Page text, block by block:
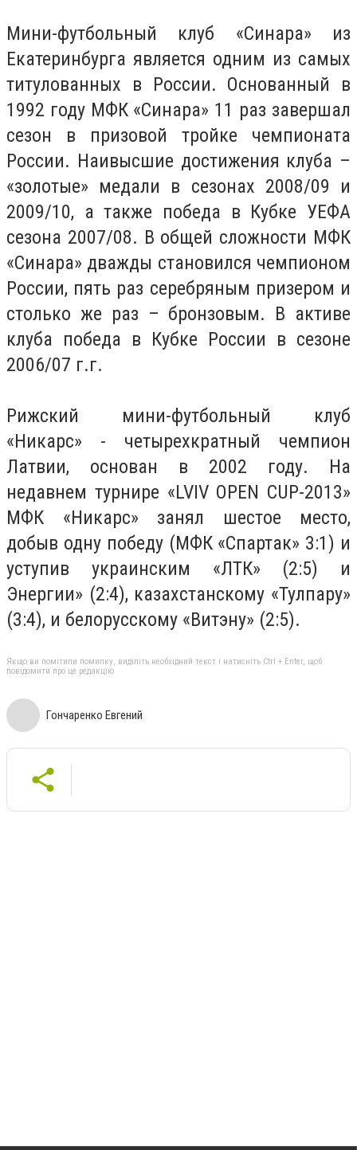
Мини-футбольный клуб «Синара» из
Екатеринбурга является одним из самых
титулованных в России. Основанный в
1992 году МФК «Синара» 11 раз завершал
сезон в призовой тройке чемпионата
России. Наивысшие достижения клуба –
«золотые» медали в сезонах 2008/09 и
2009/10, а также победа в Кубке УЕФА
сезона 2007/08. В общей сложности МФК
«Синара» дважды становился чемпионом
России, пять раз серебряным призером и
столько же раз – бронзовым. В активе
клуба победа в Кубке России в сезоне
2006/07 г.г.
Рижский мини-футбольный клуб
«Никарс» - четырехкратный чемпион
Латвии, основан в 2002 году. На
недавнем турнире «LVIV OPEN CUP-2013»
МФК «Никарс» занял шестое место,
добыв одну победу (МФК «Спартак» 3:1) и
уступив украинским «ЛТК» (2:5) и
Энергии» (2:4), казахстанскому «Тулпару»
(3:4), и белорусскому «Витэну» (2:5).
Якщо ви помітили помилку, виділіть необхідний текст і натисніть Ctrl + Enter, щоб
повідомити про це редакцію
Гончаренко Евгений